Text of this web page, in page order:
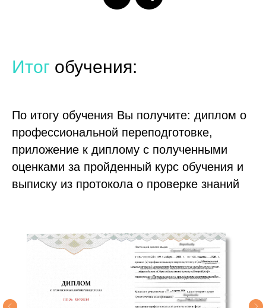
Итог обучения:
По итогу обучения Вы получите: диплом о
профессиональной переподготовке,
приложение к диплому с полученными
оценками за пройденный курс обучения и
выписку из протокола о проверке знаний